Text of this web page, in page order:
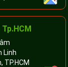
Linh
TP.HCM